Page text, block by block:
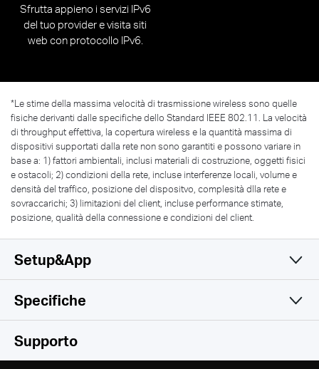
Sfrutta appieno i servizi IPv6
del tuo provider e visita siti
web con protocollo IPv6.
*Le stime della massima velocità di trasmissione wireless sono quelle
fisiche derivanti dalle specifiche dello Standard IEEE 802.11. La velocità
di throughput effettiva, la copertura wireless e la quantità massima di
dispositivi supportati dalla rete non sono garantiti e possono variare in
base a: 1) fattori ambientali, inclusi materiali di costruzione, oggetti fisici
e ostacoli; 2) condizioni della rete, incluse interferenze locali, volume e
densità del traffico, posizione del dispositvo, complesità dlla rete e
sovraccarichi; 3) limitazioni del client, incluse performance stimate,
posizione, qualità della connessione e condizioni del client.
Setup&App
Una sola app semplice e
funzionale
Specifiche
Wireless
Supporto